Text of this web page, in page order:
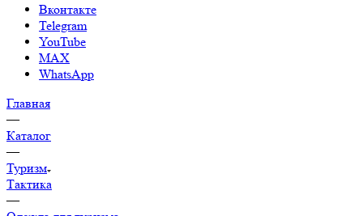
Вконтакте
Telegram
YouTube
MAX
WhatsApp
Главная
—
Каталог
—
Туризм
Тактика
—